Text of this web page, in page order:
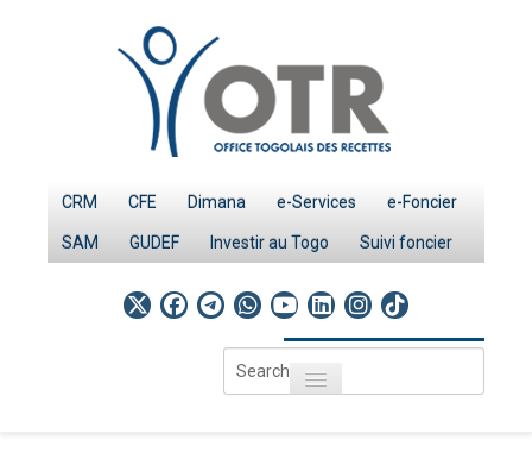
CRM CFE Dimana e-Services e-Foncier
SAM GUDEF Investir au Togo Suivi foncier
Search
...
Toggle navigation